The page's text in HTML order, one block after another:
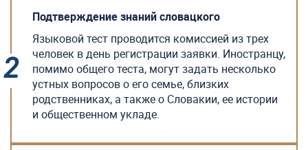
Подтверждение знаний словацкого
Языковой тест проводится комиссией из трех
человек в день регистрации заявки. Иностранцу,
помимо общего теста, могут задать несколько
устных вопросов о его семье, близких
родственниках, а также о Словакии, ее истории
и общественном укладе.